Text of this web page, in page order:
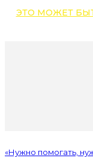
ЭТО МОЖЕТ
«Нужно помогать,